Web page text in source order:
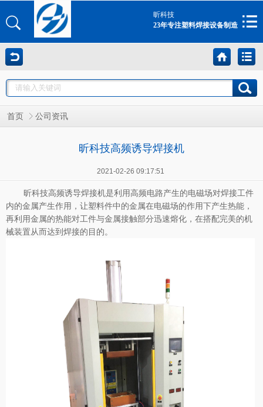
昕科技
23年专注塑料焊接设备制造
首页 公司资讯
昕科技高频诱导焊接机
2021-02-26 09:17:51
昕科技高频诱导焊接机是利用高频电路产生的电磁场对焊接工件
内的金属产生作用，让塑料件中的金属在电磁场的作用下产生热能，
再利用金属的热能对工件与金属接触部分迅速熔化，在搭配完美的机
械装置从而达到焊接的目的。